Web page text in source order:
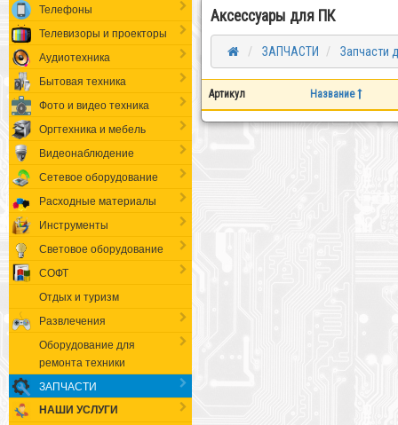
Телефоны
Телевизоры и проекторы
Аудиотехника
Бытовая техника
Фото и видео техника
Оргтехника и мебель
Видеонаблюдение
Сетевое оборудование
Расходные материалы
Инструменты
Световое оборудование
СОФТ
Отдых и туризм
Развлечения
Оборудование для
ремонта техники
ЗАПЧАСТИ
НАШИ УСЛУГИ
Аксессуары для ПК
ЗАПЧАСТИ Запчасти
Артикул Название